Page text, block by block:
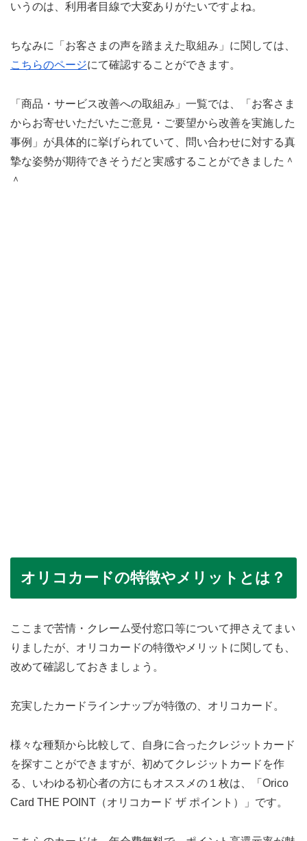
いうのは、利用者目線で大変ありがたいですよね。
ちなみに「お客さまの声を踏まえた取組み」に関しては、
こちらのページにて確認することができます。
「商品・サービス改善への取組み」一覧では、「お客さま
からお寄せいただいたご意見・ご要望から改善を実施した
事例」が具体的に挙げられていて、問い合わせに対する真
摯な姿勢が期待できそうだと実感することができました＾
＾
オリコカードの特徴やメリットとは？
ここまで苦情・クレーム受付窓口等について押さえてまい
りましたが、オリコカードの特徴やメリットに関しても、
改めて確認しておきましょう。
充実したカードラインナップが特徴の、オリコカード。
様々な種類から比較して、自身に合ったクレジットカード
を探すことができますが、初めてクレジットカードを作
る、いわゆる初心者の方にもオススメの１枚は、「Orico
Card THE POINT（オリコカード ザ ポイント）」です。